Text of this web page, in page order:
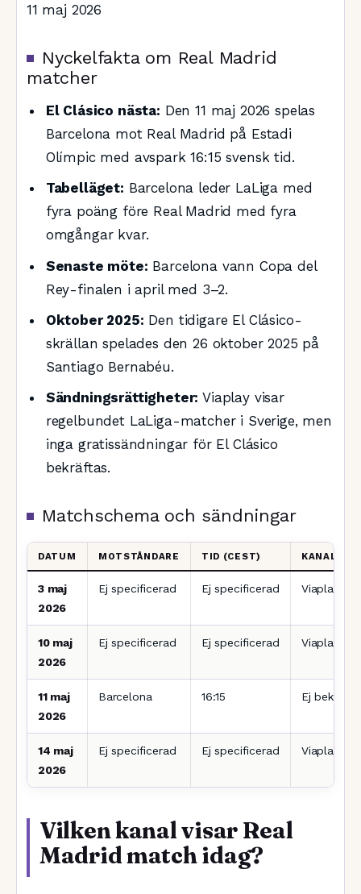
11 maj 2026
Nyckelfakta om Real Madrid
matcher
El Clásico nästa: Den 11 maj 2026 spelas
Barcelona mot Real Madrid på Estadi
Olímpic med avspark 16:15 svensk tid.
Tabelläget: Barcelona leder LaLiga med
fyra poäng före Real Madrid med fyra
omgångar kvar.
Senaste möte: Barcelona vann Copa del
Rey-finalen i april med 3–2.
Oktober 2025: Den tidigare El Clásico-
skrällan spelades den 26 oktober 2025 på
Santiago Bernabéu.
Sändningsrättigheter: Viaplay visar
regelbundet LaLiga-matcher i Sverige, men
inga gratissändningar för El Clásico
bekräftas.
Matchschema och sändningar
DATUM MOTSTÅNDARE TID (CEST) KANAL
3 maj
2026
Ej specificerad Ej specificerad Viaplay
10 maj
2026
Ej specificerad Ej specificerad Viaplay
11 maj
2026
Barcelona 16:15 Ej
14 maj
2026
Ej specificerad Ej specificerad Viaplay
Vilken kanal visar Real
Madrid match idag?